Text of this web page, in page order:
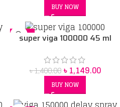
BUY NOW
-18%
super viga 100000 45 ml
৳1,400.00 ৳1,149.00
BUY NOW